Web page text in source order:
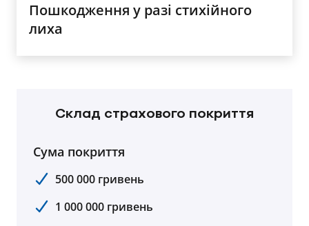
Пошкодження у разі стихійного
лиха
Склад страхового покриття
Сума покриття
500 000 гривень
1 000 000 гривень